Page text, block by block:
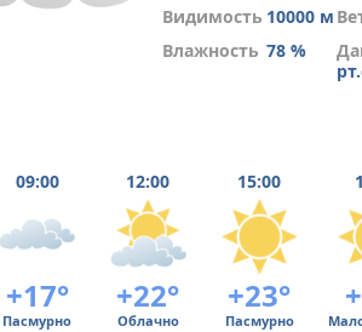
Видимость 10000 м
Влажность 78 %
09:00 12:00 15:00
+17° +22° +23°
Пасмурно Облачно Пасмурно